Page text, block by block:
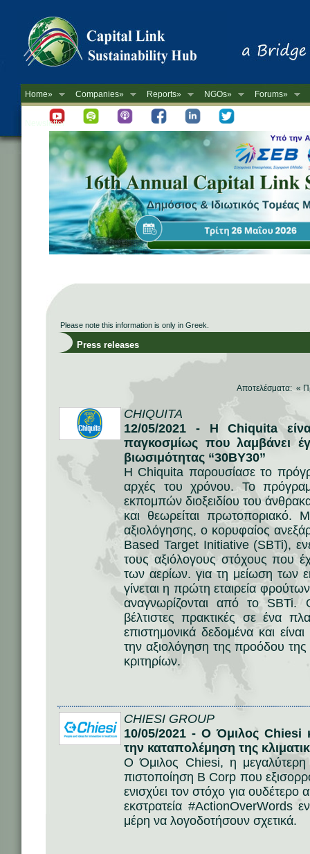
Home» Companies» Reports» NGOs» Forums»
Newsletter
Please note this information is only in Greek.
Press releases
Αποτελέσματα: «
CHIQUITA
12/05/2021 - Η Chiquita
παγκοσμίως που λαμβάνει
βιωσιμότητας “30BY30”
Η Chiquita παρουσίασε το
αρχές του χρόνου. Το
εκπομπών διοξειδίου του
και θεωρείται πρωτοποριακό.
αξιολόγησης, ο κορυφαίος
Based Target Initiative (SBTi),
τους αξιόλογους στόχους που
των αερίων. για τη μείωση των
γίνεται η πρώτη εταιρεία
αναγνωρίζονται από το SBTi.
βέλτιστες πρακτικές σε ένα
επιστημονικά δεδομένα και
την αξιολόγηση της προόδου της
κριτηρίων.
CHIESI GROUP
10/05/2021 - O Όμιλος Chiesi
την καταπολέμηση της
Ο Όμιλος Chiesi, η μεγαλύτερη
πιστοποίηση B Corp που
ενισχύει τον στόχο για
εκστρατεία #ActionOverWords
μέρη να λογοδοτήσουν σχετικά.